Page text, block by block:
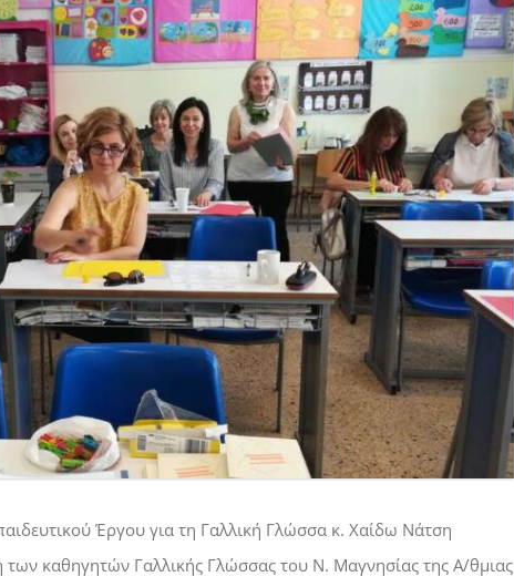
Έργου για τη Γαλλική Γλώσσα κ. Χαίδω Νάτση
καθηγητών Γαλλικής Γλώσσας του Ν. Μαγνησίας της Α/θμιας